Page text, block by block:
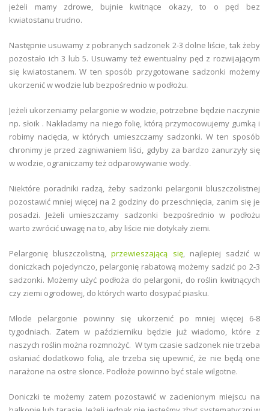
jeżeli mamy zdrowe, bujnie kwitnące okazy, to o pęd bez
kwiatostanu trudno.
Następnie usuwamy z pobranych sadzonek 2-3 dolne liście, tak żeby
pozostało ich 3 lub 5. Usuwamy też ewentualny pęd z rozwijającym
się kwiatostanem. W ten sposób przygotowane sadzonki możemy
ukorzenić w wodzie lub bezpośrednio w podłożu.
Jeżeli ukorzeniamy pelargonie w wodzie, potrzebne będzie naczynie
np. słoik . Nakładamy na niego folię, którą przymocowujemy gumką i
robimy nacięcia, w których umieszczamy sadzonki. W ten sposób
chronimy je przed zagniwaniem liści, gdyby za bardzo zanurzyły się
w wodzie, ograniczamy też odparowywanie wody.
Niektóre poradniki radzą, żeby sadzonki pelargonii bluszczolistnej
pozostawić mniej więcej na 2 godziny do przeschnięcia, zanim się je
posadzi. Jeżeli umieszczamy sadzonki bezpośrednio w podłożu
warto zwrócić uwagę na to, aby liście nie dotykały ziemi.
Pelargonię bluszczolistną,przewieszającą się, najlepiej sadzić w
doniczkach pojedynczo, pelargonię rabatową możemy sadzić po 2-3
sadzonki. Możemy użyć podłoża do pelargonii, do roślin kwitnących
czy ziemi ogrodowej, do których warto dosypać piasku.
Młode pelargonie powinny się ukorzenić po mniej więcej 6-8
tygodniach. Zatem w październiku będzie już wiadomo, które z
naszych roślin można rozmnożyć. W tym czasie sadzonek nie trzeba
osłaniać dodatkowo folią, ale trzeba się upewnić, że nie będą one
narażone na ostre słonce. Podłoże powinno być stale wilgotne.
Doniczki te możemy zatem pozostawić w zacienionym miejscu na